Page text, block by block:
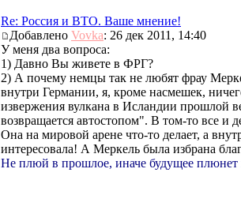
Re: Россия и ВТО. Ваше мнение!
Добавлено Vovka: 26 дек 2011, 14:40
У меня два вопроса:
1) Давно Вы живете в ФРГ?
2) А почему немцы так не любят фрау
внутри Германии, я, кроме насмешек,
извержения вулкана в Исландии прошлой
возвращается автостопом". В том-то все и
Она на мировой арене что-то делает, а
интересовала! А Меркель была избрана
Не плюй в прошлое, иначе будущее плюнет